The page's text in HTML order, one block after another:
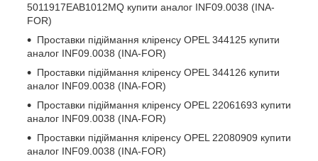
5011917EAB1012MQ купити аналог INF09.0038 (INA-
FOR)
Проставки підіймання кліренсу OPEL 344125 купити
аналог INF09.0038 (INA-FOR)
Проставки підіймання кліренсу OPEL 344126 купити
аналог INF09.0038 (INA-FOR)
Проставки підіймання кліренсу OPEL 22061693 купити
аналог INF09.0038 (INA-FOR)
Проставки підіймання кліренсу OPEL 22080909 купити
аналог INF09.0038 (INA-FOR)